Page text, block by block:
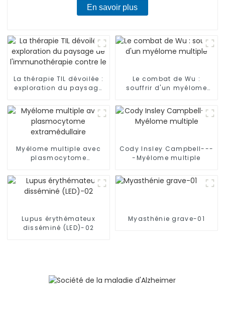
En savoir plus
La thérapie TIL dévoilée :
exploration du paysage
contre le cancer
Le combat de Wu :
souffrir d'un myélome
Myélome multiple avec
plasmocytome
Cody Insley Campbell---
-Myélome multiple
Lupus érythémateux
disséminé (LED)-02
Myasthénie grave-01